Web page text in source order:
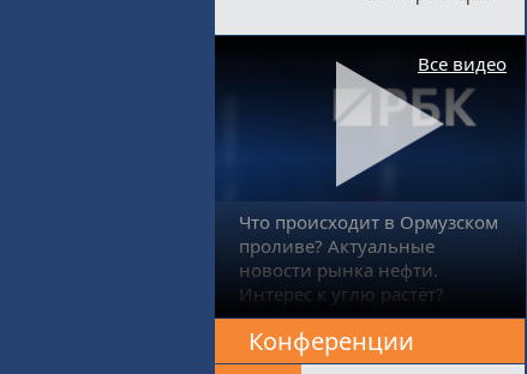
Что происходит в Ормузском
проливе? Актуальные
новости рынка нефти.
Интерес к углю растёт?
Все видео
Конференции